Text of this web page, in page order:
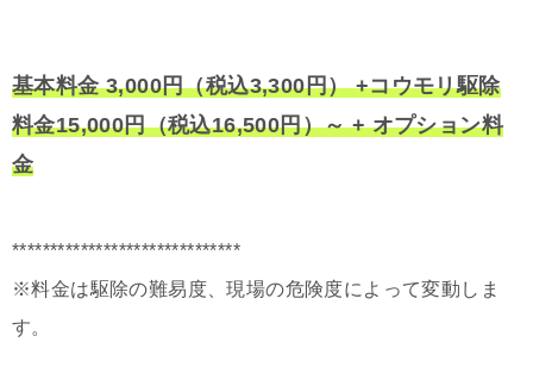
基本料金 3,000円（税込3,300円） +コウモリ駆除
料金15,000円（税込16,500円）～ + オプション料
金
******************************
※料金は駆除の難易度、現場の危険度によって変動しま
す。